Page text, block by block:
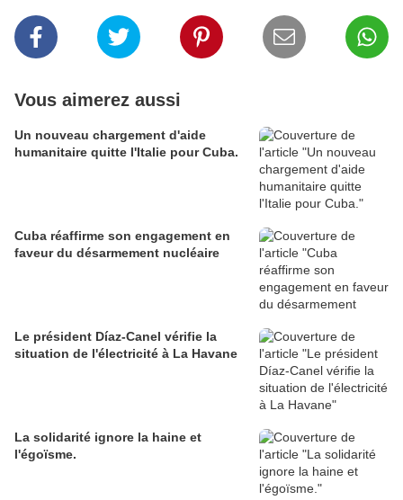
Vous aimerez aussi
Un nouveau chargement d'aide
humanitaire quitte l'Italie pour Cuba.
Cuba réaffirme son engagement en
faveur du désarmement nucléaire
Le président Díaz-Canel vérifie la
situation de l'électricité à La Havane
La solidarité ignore la haine et
l'égoïsme.